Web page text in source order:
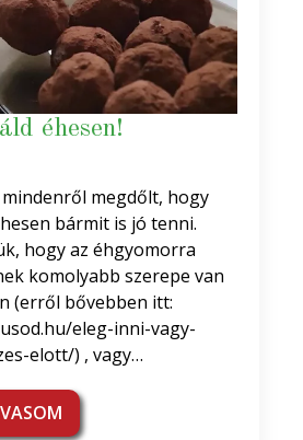
éhesen!
megdőlt, hogy
bármit is jó tenni.
hogy az éhgyomorra
komolyabb szerepe van
(erről bővebben itt:
eleg-inni-vagy-
elott/) , vagy…